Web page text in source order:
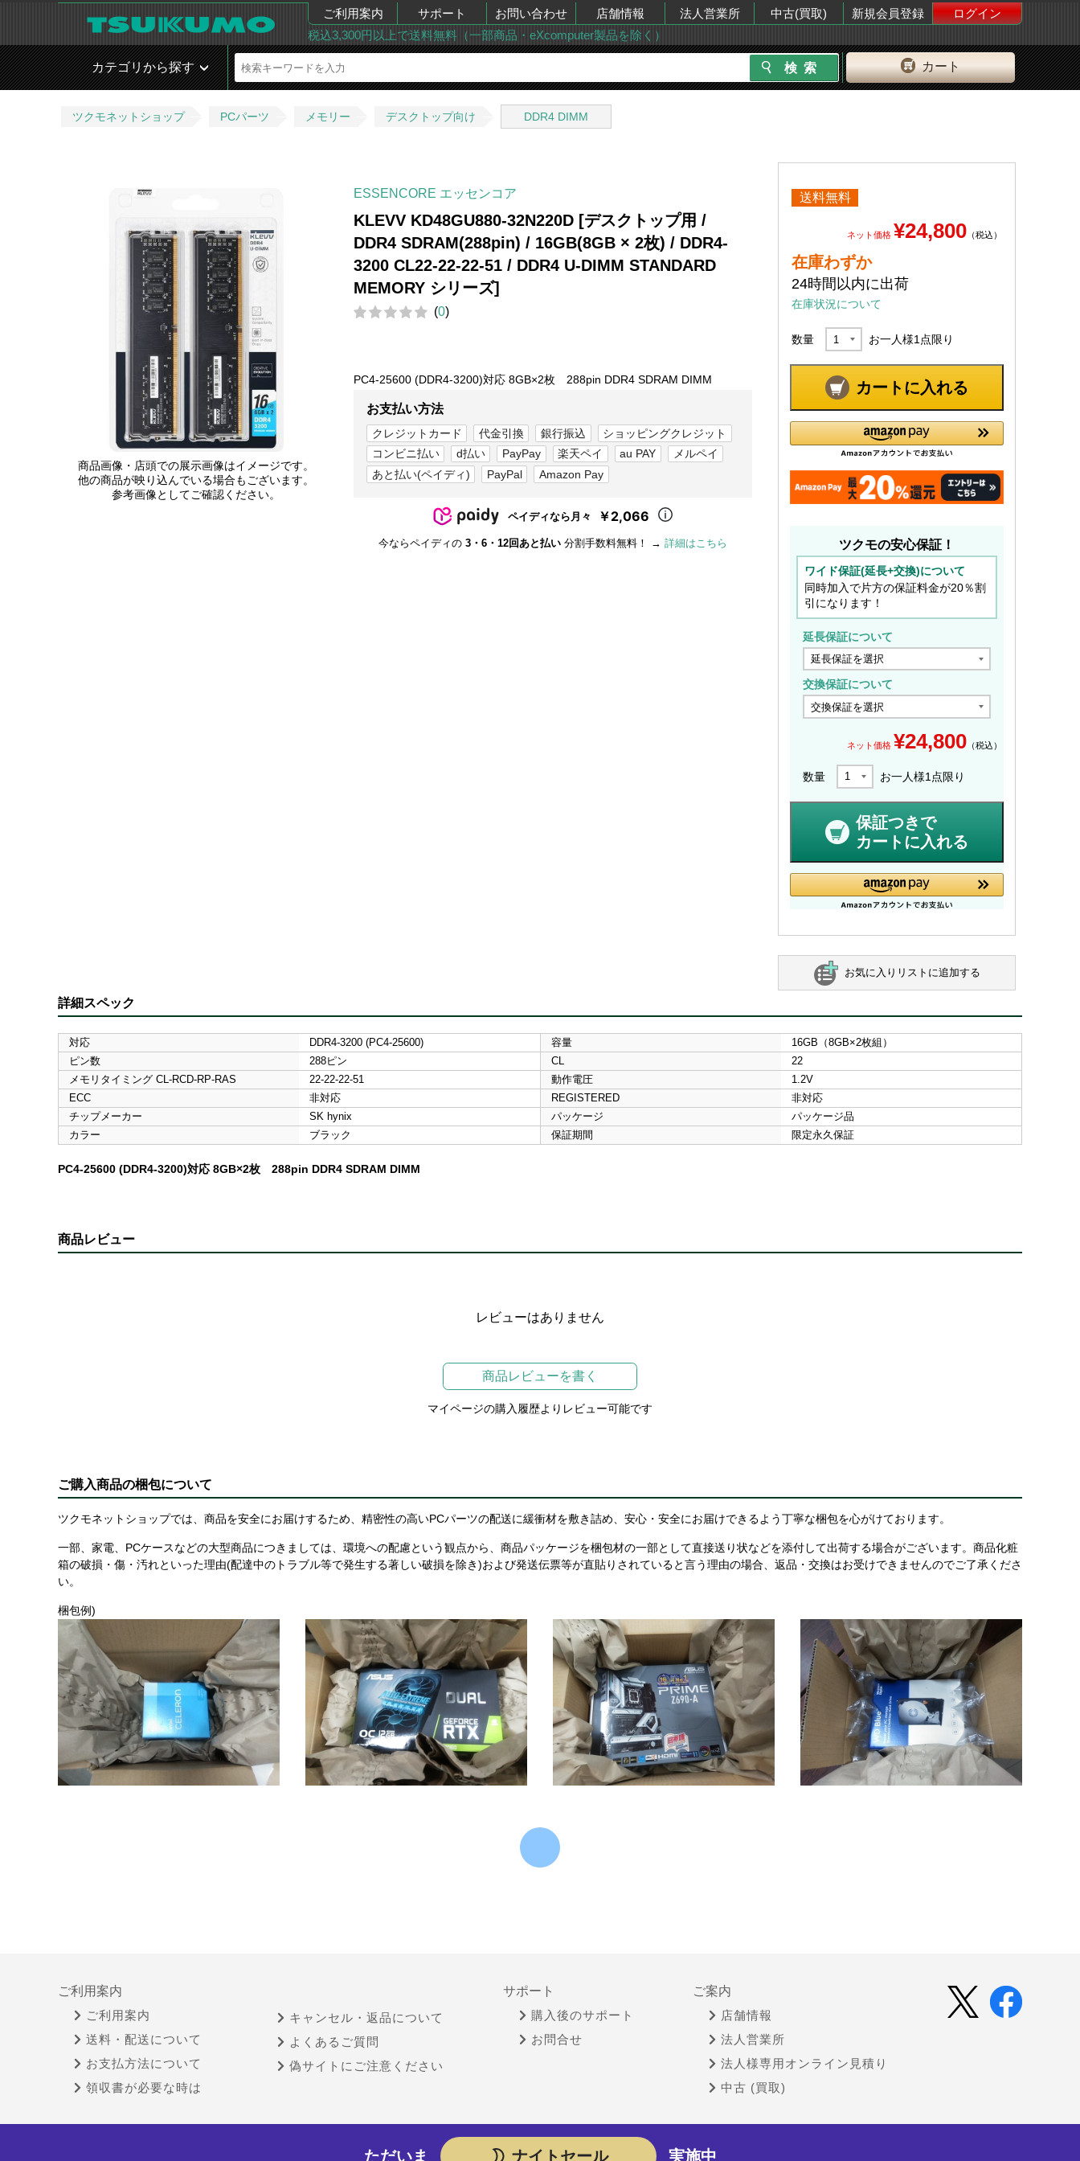
ご利用案内 サポート お問い合わせ 店舗情報 法人営業所 中古(買取) 新規会員登録
ログイン
税込3,300円以上で送料無料（一部商品・eXcomputer製品を除く）
カート
カテゴリから探す
ツクモネットショップ PCパーツ メモリー デスクトップ向け DDR4 DIMM
商品画像・店頭での展示画像はイメージです。
他の商品が映り込んでいる場合もございます。
参考画像としてご確認ください。
ESSENCORE エッセンコア
KLEVV KD48GU880-32N220D [デスクトップ用 /
DDR4 SDRAM(288pin) / 16GB(8GB × 2枚) / DDR4-
3200 CL22-22-22-51 / DDR4 U-DIMM STANDARD
MEMORY シリーズ]
(0)
PC4-25600 (DDR4-3200)対応 8GB×2枚 288pin DDR4 SDRAM DIMM
お支払い方法
クレジットカード 代金引換 銀行振込
ショッピングクレジット
コンビニ払い
d払い PayPay 楽天ペイ au PAY
メルペイ
あと払い(ペイディ)
PayPal Amazon Pay
ペイディなら月々 ￥2,066
今ならペイディの 3・6・12回あと払い 分割手数料無料！ → 詳細はこちら
送料無料
ネット価格 ¥24,800 （税込）
在庫わずか
24時間以内に出荷
在庫状況について
数量 お一人様1 点限り
カートに入れる
ツクモの安心保証！
ワイド保証(延長+交換)について
同時加入で片方の保証料金が20％割
引になります！
延長保証について
交換保証について
ネット価格 ¥24,800 （税込）
数量 お一人様1 点限り
保証つきで
カートに入れる
お気に入りリストに追加する
詳細スペック
対応 DDR4-3200 (PC4-25600) 容量
16GB（8GB×2枚組）
ピン数
288ピン CL
22
メモリタイミング CL-RCD-RP-RAS
22-22-22-51 動作電圧
1.2V
ECC
非対応 REGISTERED
非対応
チップメーカー
SK hynix パッケージ
パッケージ品
カラー
ブラック 保証期間 限定永久保証
PC4-25600 (DDR4-3200)対応 8GB×2枚 288pin DDR4 SDRAM DIMM
商品レビュー
レビューはありません
商品レビューを書く
マイページの購入履歴よりレビュー可能です
ご購入商品の梱包について
ツクモネットショップでは、商品を安全にお届けするため、精密性の高いPCパーツの配送に緩衝材を敷き詰め、安心・安全にお届けできるよう丁寧な梱包を心がけております。
一部、家電、PCケースなどの大型商品につきましては、環境への配慮という観点から、商品パッケージを梱包材の一部として直接送り状などを添付して出荷する場合がございます。商品化粧
箱の破損・傷・汚れといった理由(配達中のトラブル等で発生する著しい破損を除き)および発送伝票等が直貼りされていると言う理由の場合、返品・交換はお受けできませんのでご了承くださ
い。
梱包例)
ご利用案内
ご利用案内
送料・配送について
お支払方法について
領収書が必要な時は
キャンセル・返品について
よくあるご質問
偽サイトにご注意ください
サポート
購入後のサポート
お問合せ
ご案内
店舗情報
法人営業所
法人様専用オンライン見積り
中古 (買取)
古物営業法に基づく表示 個人情報保護方針 サイトポリシー
ただいま ナイトセール 実施中